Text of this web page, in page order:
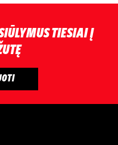
TIESIAI Į